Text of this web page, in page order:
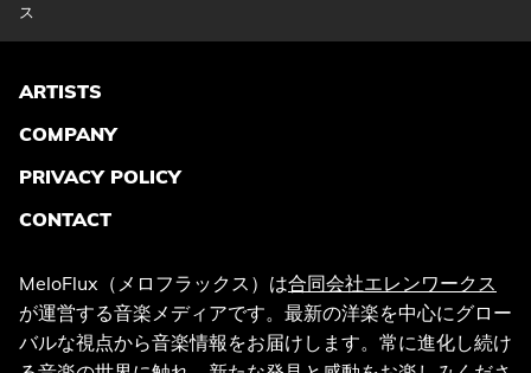
ス
ARTISTS
COMPANY
PRIVACY POLICY
CONTACT
MeloFlux（メロフラックス）は合同会社エレンワークス
が運営する音楽メディアです。最新の洋楽を中心にグロー
バルな視点から音楽情報をお届けします。常に進化し続け